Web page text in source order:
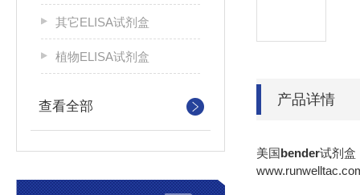
其它ELISA试剂盒
植物ELISA试剂盒
查看全部 产品详情
美国bender试剂盒